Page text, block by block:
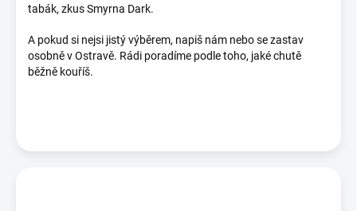
tabák, zkus Smyrna Dark.
A pokud si nejsi jistý výběrem, napiš nám nebo se zastav
osobně v Ostravě. Rádi poradíme podle toho, jaké chutě
běžně kouříš.